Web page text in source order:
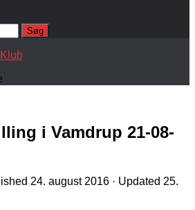
i Vamdrup 21-08-
24. august 2016 · Updated 25.